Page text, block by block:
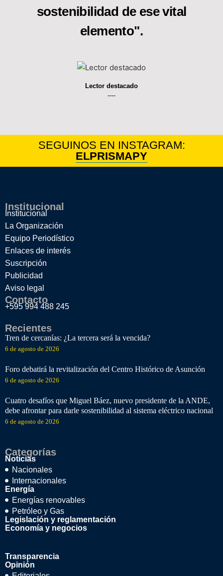
sostenibilidad de ese vital
elemento".
Lector destacado
----
SEGUINOS EN INSTAGRAM:
ELPRISMAPY
Institucional
Institucional
La Organización
Equipo Periodístico
Enlaces de interés
Suscripción
Publicidad
Aviso legal
Contacto
+595 994 488 245
Recientes
Tren de cercanías: ¿La tercera será la vencida?
6 de agosto de 2026
Foro debatirá la revitalización del Centro Histórico de Asunción
6 de agosto de 2026
Cuatro desafíos que Miguel Báez, nuevo presidente de la ANDE,
debe afrontar para darle sostenibilidad al sistema eléctrico nacional
6 de agosto de 2026
Categorías
Noticias
Nacionales
Internacionales
Energía
Energías renovables
Petróleo y Gas
Legislación y reglamentación
Economía y negocios
Transparencia
Opinión